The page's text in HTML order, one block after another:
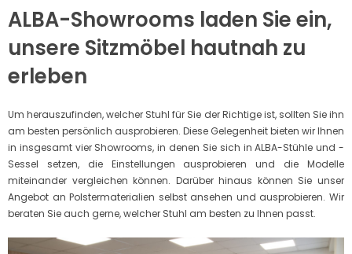
ALBA-Showrooms laden Sie ein,
unsere Sitzmöbel hautnah zu
erleben
Um herauszufinden, welcher Stuhl für Sie der Richtige ist, sollten Sie ihn
am besten persönlich ausprobieren. Diese Gelegenheit bieten wir Ihnen
in insgesamt vier Showrooms, in denen Sie sich in ALBA-Stühle und -
Sessel setzen, die Einstellungen ausprobieren und die Modelle
miteinander vergleichen können. Darüber hinaus können Sie unser
Angebot an Polstermaterialien selbst ansehen und ausprobieren. Wir
beraten Sie auch gerne, welcher Stuhl am besten zu Ihnen passt.